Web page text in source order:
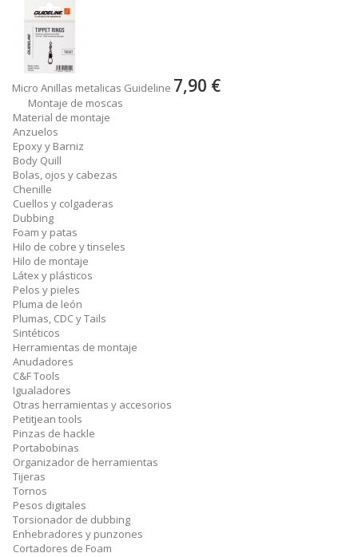
Micro Anillas metalicas Guideline 7,90 €
Montaje de moscas
Material de montaje
Anzuelos
Epoxy y Barniz
Body Quill
Bolas, ojos y cabezas
Chenille
Cuellos y colgaderas
Dubbing
Foam y patas
Hilo de cobre y tinseles
Hilo de montaje
Látex y plásticos
Pelos y pieles
Pluma de león
Plumas, CDC y Tails
Sintéticos
Herramientas de montaje
Anudadores
C&F Tools
Igualadores
Otras herramientas y accesorios
Petitjean tools
Pinzas de hackle
Portabobinas
Organizador de herramientas
Tijeras
Tornos
Pesos digitales
Torsionador de dubbing
Enhebradores y punzones
Cortadores de Foam